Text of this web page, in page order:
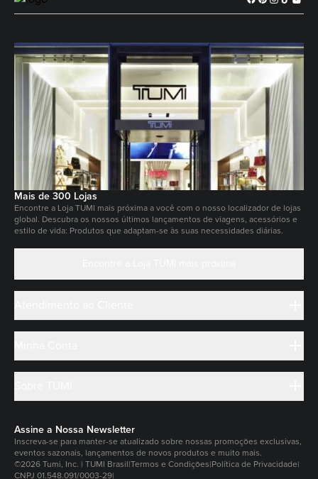
Mais de 300 Lojas
Encontre a Loja TUMI mais próxima a você com o nosso localizador de lojas
global. Descubra os nossos últimos lançamentos de viagens, acessórios e
estilo de vida: Produtos que adaptam-se às suas necessidades diárias.
Assine a Nossa Newsletter
Inscreva-se para manter-se atualizado sobre nossas promoções exclusivas,
eventos sazonais, lançamentos de novos produtos e muito mais.
©2026 Tumi, Inc. | TUMI Brasil|Termos e Condições|Política de Privacidade|
CNPJ 01.548.091/0003-29|